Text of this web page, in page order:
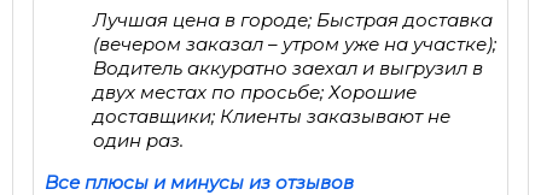
Лучшая цена в городе; Быстрая доставка
(вечером заказал – утром уже на участке);
Водитель аккуратно заехал и выгрузил в
двух местах по просьбе; Хорошие
доставщики; Клиенты заказывают не
один раз.
Все плюсы и минусы из отзывов